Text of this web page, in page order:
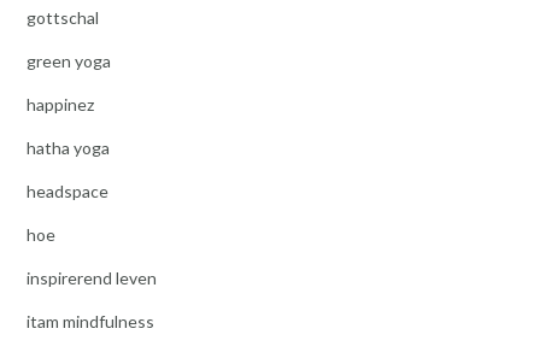
gottschal
green yoga
happinez
hatha yoga
headspace
hoe
inspirerend leven
itam mindfulness